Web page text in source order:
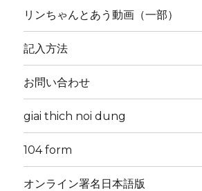
リンちゃんとあう動画（一部）
記入方法
お問い合わせ
giai thich noi dung
104 form
オンライン署名日本語版